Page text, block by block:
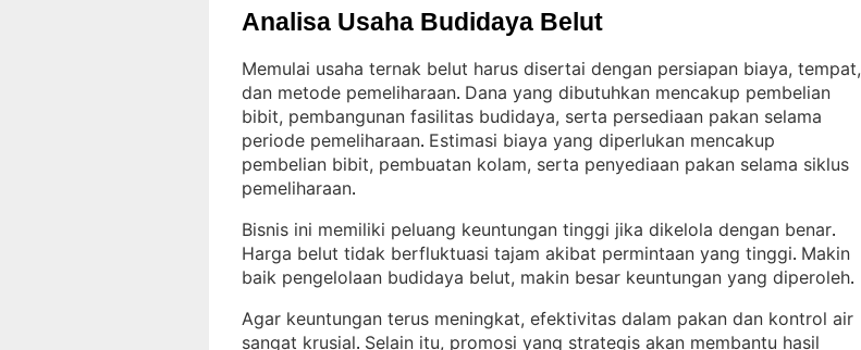
Analisa Usaha Budidaya Belut
Memulai usaha ternak belut harus disertai dengan persiapan biaya, tempat,
dan metode pemeliharaan. Dana yang dibutuhkan mencakup pembelian
bibit, pembangunan fasilitas budidaya, serta persediaan pakan selama
periode pemeliharaan. Estimasi biaya yang diperlukan mencakup
pembelian bibit, pembuatan kolam, serta penyediaan pakan selama siklus
pemeliharaan.
Bisnis ini memiliki peluang keuntungan tinggi jika dikelola dengan benar
Harga belut tidak berfluktuasi tajam akibat permintaan yang tinggi. Makin
baik pengelolaan budidaya belut, makin besar keuntungan yang diperoleh.
Agar keuntungan terus meningkat, efektivitas dalam pakan dan kontrol air
sangat krusial. Selain itu, promosi yang strategis akan membantu hasil